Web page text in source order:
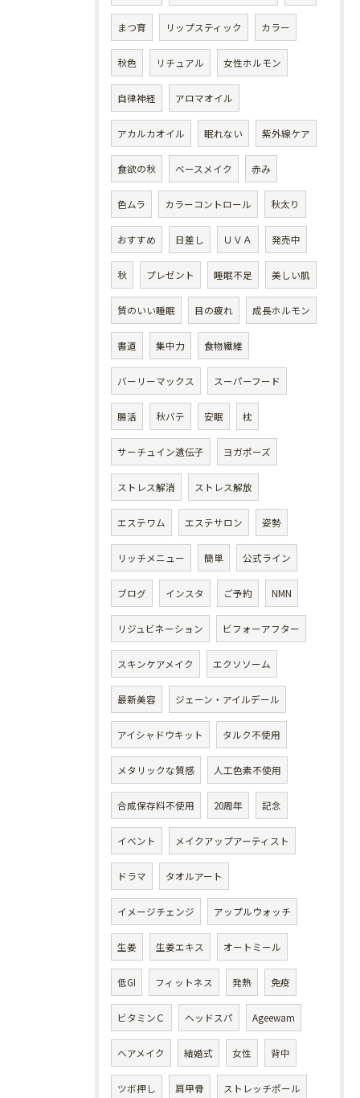
まつ育 リップスティック カラー
秋色 リチュアル 女性ホルモン
自律神経 アロマオイル
アカルカオイル 眠れない 紫外線ケア
食欲の秋 ベースメイク 赤み
色ムラ カラーコントロール 秋太り
おすすめ 日差し ＵＶＡ 発売中
秋 プレゼント 睡眠不足 美しい肌
質のいい睡眠 目の疲れ 成長ホルモン
書道 集中力 食物繊維
バーリーマックス スーパーフード
腸活 秋バテ 安眠 枕
サーチュイン遺伝子 ヨガポーズ
ストレス解消 ストレス解放
エステワム エステサロン 姿勢
リッチメニュー 簡単 公式ライン
ブログ インスタ ご予約 NMN
リジュビネーション ビフォーアフター
スキンケアメイク エクソソーム
最新美容 ジェーン・アイルデール
アイシャドウキット タルク不使用
メタリックな質感 人工色素不使用
合成保存料不使用 20周年 記念
イベント メイクアップアーティスト
ドラマ タオルアート
イメージチェンジ アップルウォッチ
生姜 生姜エキス オートミール
低GI フィットネス 発熱 免疫
ビタミンＣ ヘッドスパ Ageewam
ヘアメイク 結婚式 女性 背中
ツボ押し 肩甲骨 ストレッチポール